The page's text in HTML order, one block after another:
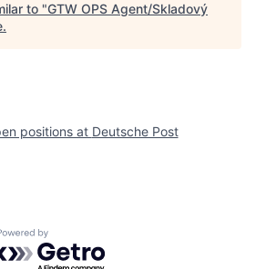
to "GTW OPS Agent/Skladový
.
positions at Deutsche Post
by Getro.com